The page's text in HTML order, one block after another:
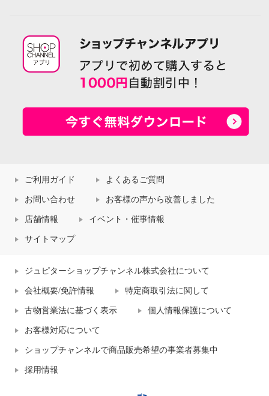
ご利用ガイド よくあるご質問
お問い合わせ お客様の声から改善しました
店舗情報 イベント・催事情報
サイトマップ
ジュピターショップチャンネル株式会社について
会社概要/免許情報 特定商取引法に関して
古物営業法に基づく表示 個人情報保護について
お客様対応について
ショップチャンネルで商品販売希望の事業者募集中
採用情報